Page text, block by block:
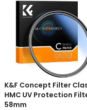
K&F Concept Filter
HMC UV Protection
58mm